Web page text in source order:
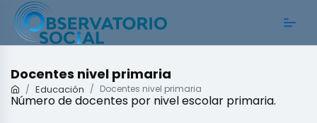
Docentes nivel primaria
Educación Docentes nivel primaria
Número de docentes por nivel escolar primaria.